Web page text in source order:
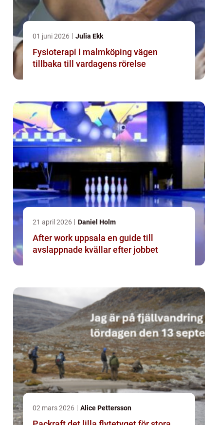
01 juni 2026 Julia Ekk
Fysioterapi i malmköping vägen
tillbaka till vardagens rörelse
21 april 2026 Daniel Holm
After work uppsala en guide till
avslappnade kvällar efter jobbet
02 mars 2026 Alice Pettersson